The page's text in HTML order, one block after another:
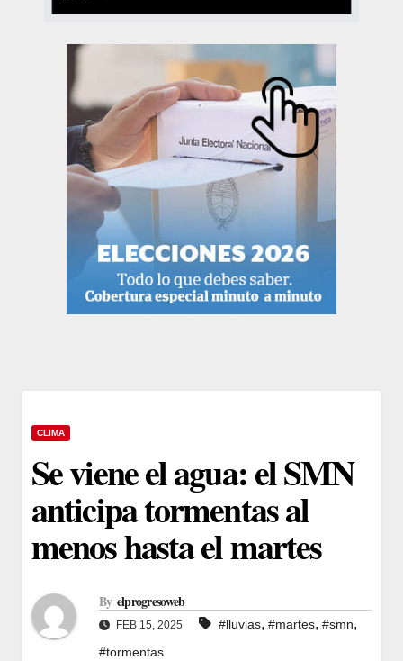
CLIMA
Se viene el agua: el SMN
anticipa tormentas al
menos hasta el martes
By elprogresoweb
FEB 15, 2025 #lluvias, #martes, #smn,
#tormentas